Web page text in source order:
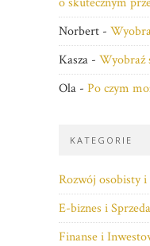
Norbert -
Kasza - Wyobraź
Ola - Po czym
KATEGORIE
Rozwój osobisty i
E-biznes i
Finanse i